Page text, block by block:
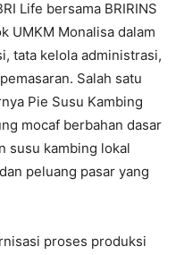
Life bersama BRIRINS
UMKM Monalisa dalam
tata kelola administrasi,
Salah satu
Pie Susu Kambing
mocaf berbahan dasar
susu kambing lokal
peluang pasar yang
proses produksi